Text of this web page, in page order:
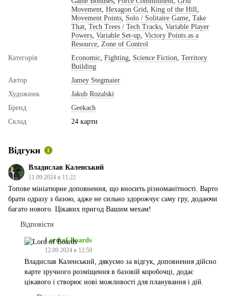
Movement Hexagon Grid King of the Hill
Movement Points Solo / Solitaire Game Take
That Tech Trees / Tech Tracks Variable Player
Powers Variable Set-up Victory Points as a
Resource Zone of Control
Категорія
Economic Fighting Science Fiction Territory
Building
Автор
Jamey Stegmaier
Художник
Jakub Rozalski
Бренд
Geekach
Склад
24 карти
Відгуки 1
Владислав Каленський
11.09.2024 в 11:22
Топове мініатюрне доповнення, що вносить різноманітності. Варто
брати одразу з базою, адже не сильно здорожчує саму гру, додаючи
багато нового. Цікавих пригод Вашим мехам!
Відповісти
Lord of Boards
12.09.2024 в 12:59
Владислав Каленський, дякуємо за відгук, доповнення дійсно
варте зручного розміщення в базовій коробочці, додає
цікавого і створює нові можливості для планування і дій.